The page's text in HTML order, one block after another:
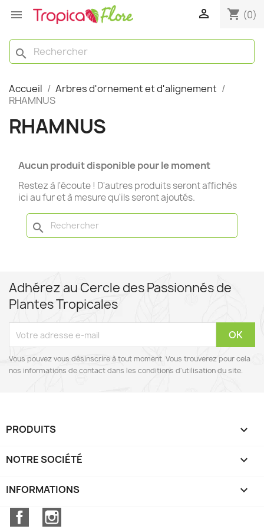
  shopping_cart (0)
search
Accueil
Arbres d'ornement et d'alignement
RHAMNUS
RHAMNUS
Aucun produit disponible pour le moment
Restez à l'écoute ! D'autres produits seront affichés
ici au fur et à mesure qu'ils seront ajoutés.
search
Adhérez au Cercle des Passionnés de
Plantes Tropicales
Vous pouvez vous désinscrire à tout moment. Vous trouverez pour cela
nos informations de contact dans les conditions d'utilisation du site.
PRODUITS 
NOTRE SOCIÉTÉ 
INFORMATIONS keyboard_arrow_down
Facebook